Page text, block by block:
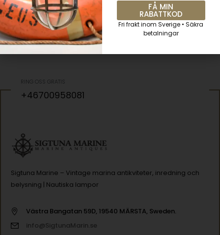
Skicka
RING OSS GRATIS
+46700958081
Sigtuna Marine – Vintage marina antikviteter, inredning och
belysning | Nautiska lampor
Västra Bangatan 59D, 19540 MÄRSTA, Sweden.
info@SigtunaMarin.se
FÅ MIN
RABATTKOD
Fri frakt inom Sverige • Säkra
betalningar